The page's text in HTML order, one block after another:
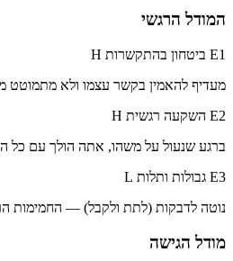
המודל הרגשי
E1 ביטחון בהתקשרות
H
מעדיף להאמין בקשר עצמו ולא מתמוטט
E2 השקעה רגשית
H
ברגע שנעול על משהו, אתה הולך עם כל
E3 גבולות ותלות
L
נוטה לדבקות (לתת ולקבל) — החמימות
מודל הגישה